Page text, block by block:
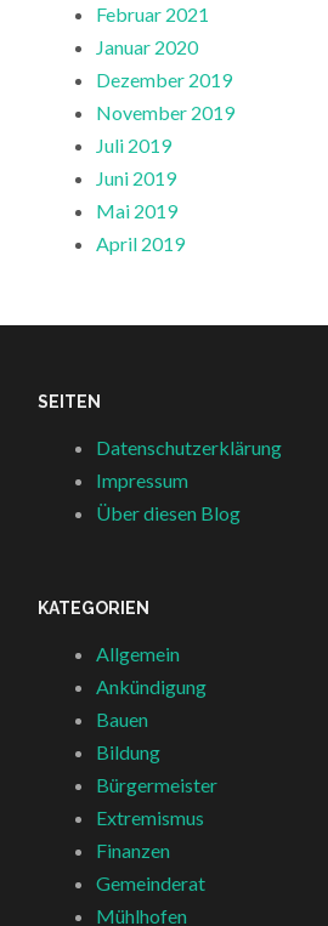
Februar 2021
Januar 2020
Dezember 2019
November 2019
Juli 2019
Juni 2019
Mai 2019
April 2019
SEITEN
Datenschutzerklärung
Impressum
Über diesen Blog
KATEGORIEN
Allgemein
Ankündigung
Bauen
Bildung
Bürgermeister
Extremismus
Finanzen
Gemeinderat
Mühlhofen